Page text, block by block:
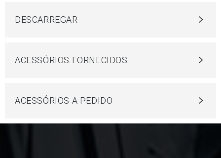
DESCARREGAR
ACESSÓRIOS FORNECIDOS
ACESSÓRIOS A PEDIDO